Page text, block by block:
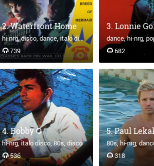
Waterfront Home
hi-nrg disco dance italo disco
739
Lonnie
dance hi-nrg
682
Bobby O
hi-nrg italo disco 80s disco
536
Paul
80s hi-nrg
318